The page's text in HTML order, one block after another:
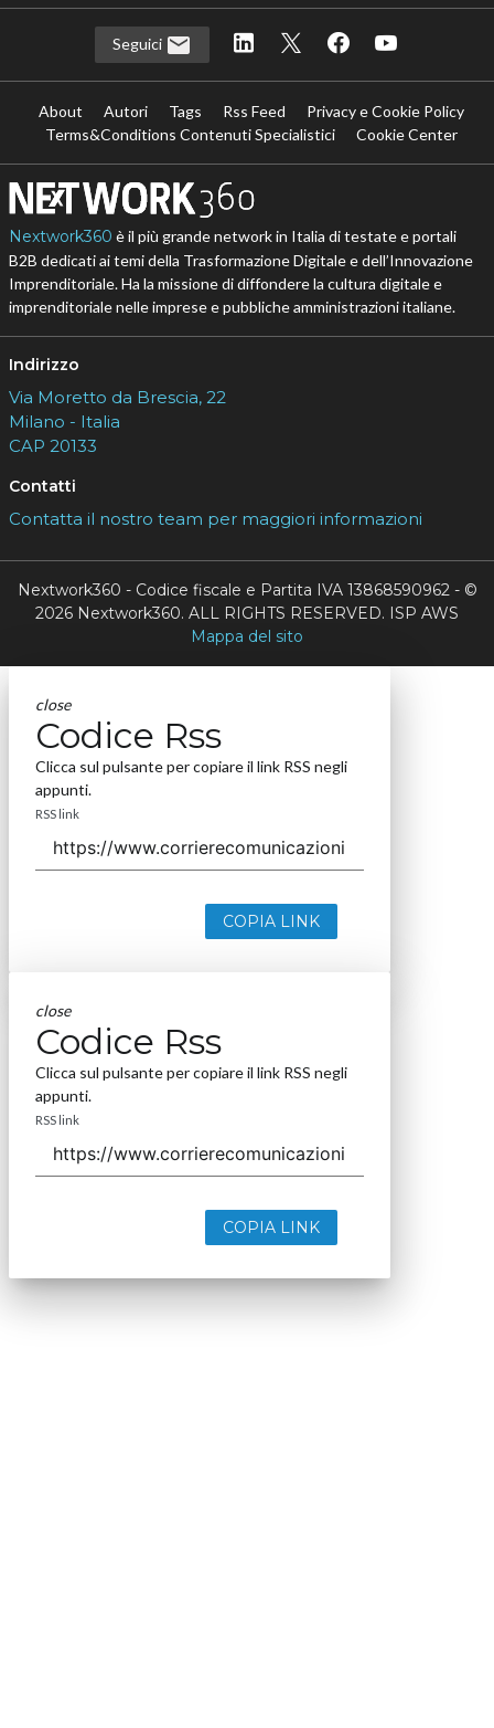
Seguici
About Autori Tags Rss Feed
Privacy e Cookie Policy
Terms&Conditions Contenuti Specialistici
Cookie Center
Nextwork360 è il più grande network in Italia di testate e portali
B2B dedicati ai temi della Trasformazione Digitale e dell’Innovazione
Imprenditoriale. Ha la missione di diffondere la cultura digitale e
imprenditoriale nelle imprese e pubbliche amministrazioni italiane.
Indirizzo
Via Moretto da Brescia, 22
Milano - Italia
CAP 20133
Contatti
Contatta il nostro team per maggiori informazioni
Nextwork360 - Codice fiscale e Partita IVA 13868590962 - ©
2026 Nextwork360. ALL RIGHTS RESERVED. ISP AWS
Mappa del sito
close
Codice Rss
Clicca sul pulsante per copiare il link RSS negli
appunti.
RSS link
COPIA LINK
close
Codice Rss
Clicca sul pulsante per copiare il link RSS negli
appunti.
RSS link
COPIA LINK